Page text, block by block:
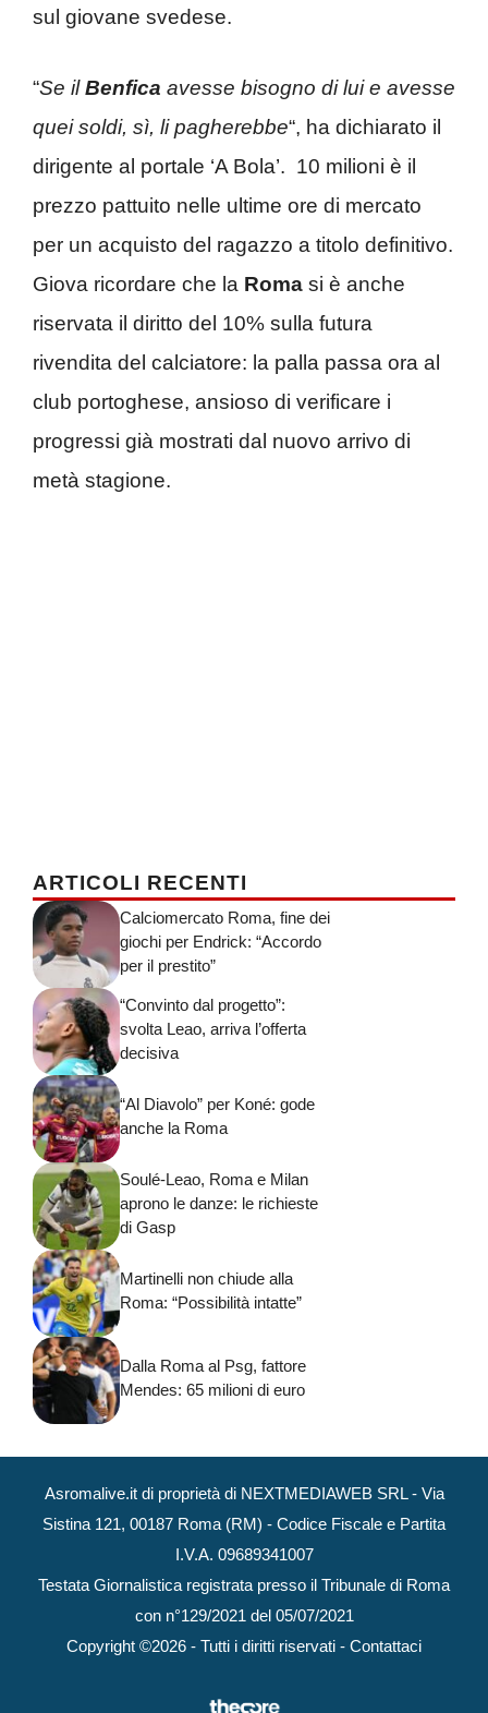
sul giovane svedese.
“Se ilBenfica avesse bisogno di lui e avesse
quei soldi, sì, li pagherebbe“, ha dichiarato il
dirigente al portale ‘A Bola’. 10 milioni è il
prezzo pattuito nelle ultime ore di mercato
per un acquisto del ragazzo a titolo definitivo.
Giova ricordare che la Roma si è anche
riservata il diritto del 10% sulla futura
rivendita del calciatore: la palla passa ora al
club portoghese, ansioso di verificare i
progressi già mostrati dal nuovo arrivo di
metà stagione.
ARTICOLI RECENTI
Calciomercato Roma, fine dei
giochi per Endrick: “Accordo
per il prestito”
“Convinto dal progetto”:
svolta Leao, arriva l’offerta
decisiva
“Al Diavolo” per Koné: gode
anche la Roma
Soulé-Leao, Roma e Milan
aprono le danze: le richieste
di Gasp
Martinelli non chiude alla
Roma: “Possibilità intatte”
Dalla Roma al Psg, fattore
Mendes: 65 milioni di euro
Asromalive.it di proprietà di NEXTMEDIAWEB SRL - Via
Sistina 121, 00187 Roma (RM) - Codice Fiscale e Partita
I.V.A. 09689341007
Testata Giornalistica registrata presso il Tribunale di Roma
con n°129/2021 del 05/07/2021
Copyright ©2026 - Tutti i diritti riservati - Contattaci